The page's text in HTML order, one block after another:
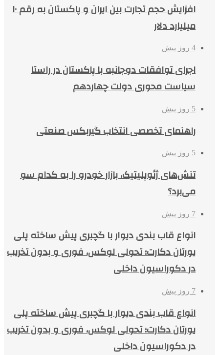
افزایش حجم تجارت بین ایران و پاکستان به رقم ۱۰
میلیارد دلار
4 روز پیش
اجرای توافقات دوجانبه با پاکستان در راستا
سیاست محوری دولت چهاردهم
5 روز پیش
راهنمای تخصصی انتخاب گیربکس صنعتی
5 روز پیش
تنش‌های ژئوپلیتیک، بازار خودرو را به کدام سو
می‌برد؟
7 روز پیش
انواع قاب بندی دیوار با گچبری پیش ساخته پلی
یورتان دکارت؛ تحولی لوکس، فوری و بدون تخریب
در دکوراسیون داخلی
7 روز پیش
انواع قاب بندی دیوار با گچبری پیش ساخته پلی
یورتان دکارت؛ تحولی لوکس، فوری و بدون تخریب
در دکوراسیون داخلی